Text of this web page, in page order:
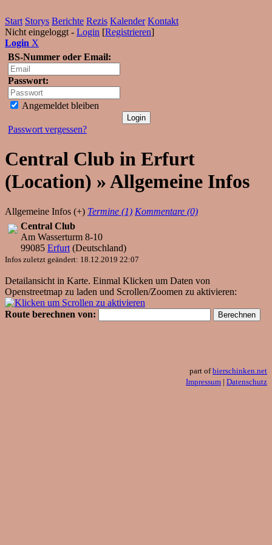
Start Storys Berichte Rezis Kalender Kontakt
Nicht eingeloggt - Login [Registrieren]
Login X
BS-Nummer oder Email:
Passwort:
Angemeldet bleiben
Passwort vergessen?
Central Club in Erfurt
(Location) » Allgemeine Infos
Allgemeine Infos (+) Termine (1) Kommentare (0)
Central Club
Am Wasserturm 8-10
99085 Erfurt (Deutschland)
Infos zuletzt geändert: 18.12.2019 22:07
Detailansicht in Karte. Einmal Klicken um Daten von
Openstreetmap zu laden und Scrollen/Zoomen zu aktivieren:
Route berechnen von:
part ofbierschinken.net
Impressum | Datenschutz